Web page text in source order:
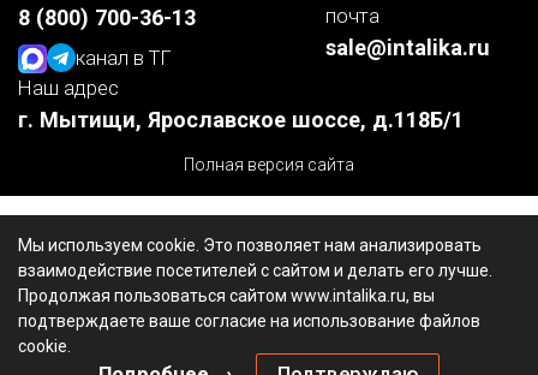
Мы используем cookie. Это позволяет нам анализировать
взаимодействие посетителей с сайтом и делать его лучше.
Продолжая пользоваться сайтом www.intalika.ru, вы
подтверждаете ваше согласие на использование файлов
cookie.
8 (800) 700-36-13
канал в ТГ
почта
sale@intalika.ru
Наш адрес
г. Мытищи, Ярославское шоссе, д.118Б/1
Полная версия сайта